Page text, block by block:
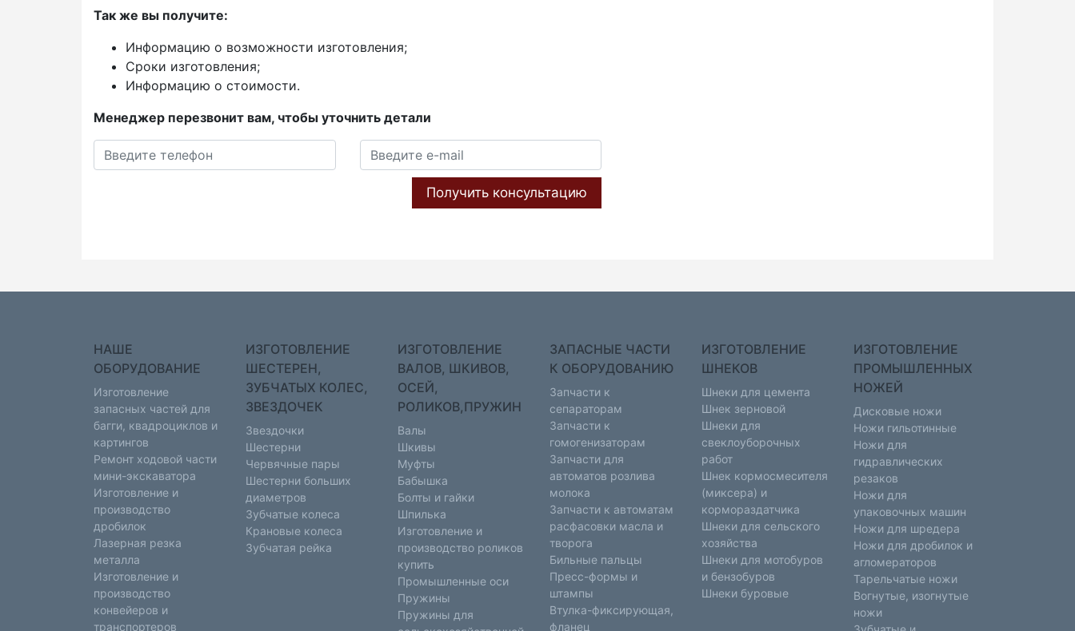
Так же вы получите:
Информацию о возможности изготовления;
Сроки изготовления;
Информацию о стоимости.
Менеджер перезвонит вам, чтобы уточнить детали
Получить консультацию
НАШЕ
ОБОРУДОВАНИЕ
Изготовление
запасных частей для
багги, квадроциклов и
картингов
Ремонт ходовой части
мини-экскаватора
Изготовление и
производство
дробилок
Лазерная резка
металла
Изготовление и
производство
конвейеров и
транспортеров
ИЗГОТОВЛЕНИЕ
ШЕСТЕРЕН,
ЗУБЧАТЫХ КОЛЕС,
ЗВЕЗДОЧЕК
Звездочки
Шестерни
Червячные пары
Шестерни больших
диаметров
Зубчатые колеса
Крановые колеса
Зубчатая рейка
ИЗГОТОВЛЕНИЕ
ВАЛОВ, ШКИВОВ,
ОСЕЙ,
РОЛИКОВ,ПРУЖИН
Валы
Шкивы
Муфты
Бабышка
Болты и гайки
Шпилька
Изготовление и
производство роликов
купить
Промышленные оси
Пружины
Пружины для
ЗАПАСНЫЕ ЧАСТИ
К ОБОРУДОВАНИЮ
Запчасти к
сепараторам
Запчасти к
гомогенизаторам
Запчасти для
автоматов розлива
молока
Запчасти к автоматам
расфасовки масла и
творога
Бильные пальцы
Пресс-формы и
штампы
Втулка-фиксирующая,
фланец
ИЗГОТОВЛЕНИЕ
ШНЕКОВ
Шнеки для цемента
Шнек зерновой
Шнеки для
свеклоуборочных
работ
Шнек кормосмесителя
(миксера) и
кормораздатчика
Шнеки для сельского
хозяйства
Шнеки для мотобуров
и бензобуров
Шнеки буровые
ИЗГОТОВЛЕНИЕ
ПРОМЫШЛЕННЫХ
НОЖЕЙ
Дисковые ножи
Ножи гильотинные
Ножи для
гидравлических
резаков
Ножи для
упаковочных машин
Ножи для шредера
Ножи для дробилок и
агломераторов
Тарельчатые ножи
Вогнутые, изогнутые
ножи